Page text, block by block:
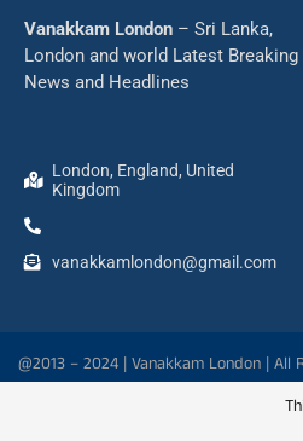
Vanakkam London – Sri Lanka,
London and world Latest Breaking
News and Headlines
London, England, United
Kingdom
vanakkamlondon@gmail.com
@2013 – 2024 | Vanakkam London | All